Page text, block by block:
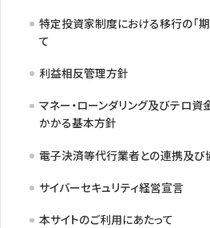
特定投資家制度における移行の「
て
利益相反管理方針
マネー・ローンダリング及びテロ
かかる基本方針
電子決済等代行業者との連携及び
サイバーセキュリティ経営宣言
本サイトのご利用にあたって